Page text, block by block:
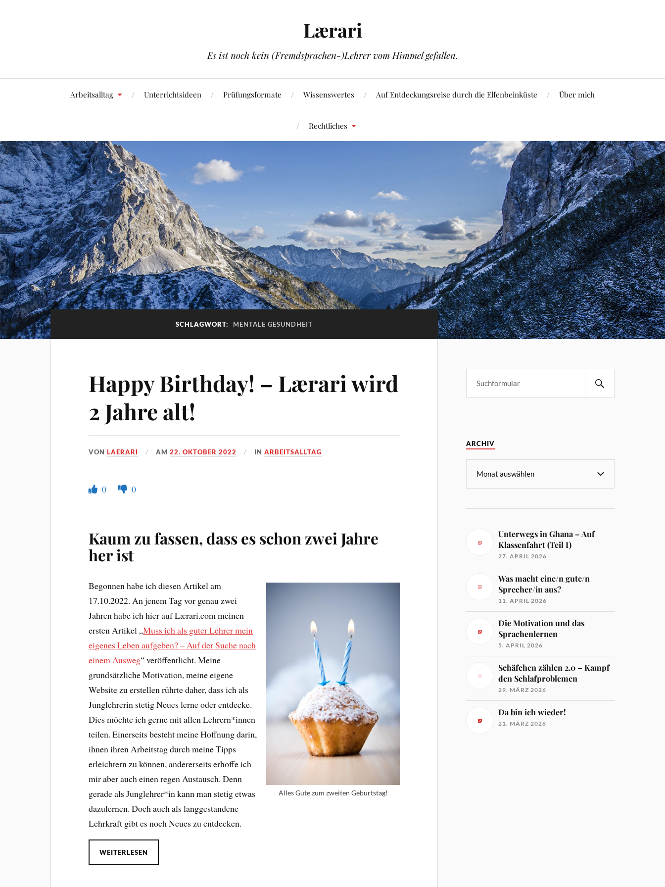
Lærari
Es ist noch kein (Fremdsprachen-)Lehrer vom Himmel gefallen.
Arbeitsalltag Unterrichtsideen Prüfungsformate Wissenswertes Auf Entdeckungsreise durch die Elfenbeinküste Über mich
Rechtliches
SCHLAGWORT: MENTALE GESUNDHEIT
Happy Birthday! – Lærari wird
2 Jahre alt!
VONLAERARI AM22. OKTOBER 2022 INARBEITSALLTAG
0 0
Kaum zu fassen, dass es schon zwei Jahre
her ist
Alles Gute zum zweiten Geburtstag!
Begonnen habe ich diesen Artikel am
17.10.2022. An jenem Tag vor genau zwei
Jahren habe ich hier auf Lærari.com meinen
ersten Artikel „Muss ich als guter Lehrer mein
eigenes Leben aufgeben? – Auf der Suche nach
einem Ausweg“ veröffentlicht. Meine
grundsätzliche Motivation, meine eigene
Website zu erstellen rührte daher, dass ich als
Junglehrerin stetig Neues lerne oder entdecke.
Dies möchte ich gerne mit allen Lehrern*innen
teilen. Einerseits besteht meine Hoffnung darin,
ihnen ihren Arbeitstag durch meine Tipps
erleichtern zu können, andererseits erhoffe ich
mir aber auch einen regen Austausch. Denn
gerade als Junglehrer*in kann man stetig etwas
dazulernen. Doch auch als langgestandene
Lehrkraft gibt es noch Neues zu entdecken.
WEITERLESEN
ARCHIV
Unterwegs in Ghana – Auf
Klassenfahrt (Teil I)
27. APRIL 2026
Was macht eine/n gute/n
Sprecher/in aus?
11. APRIL 2026
Die Motivation und das
Sprachenlernen
5. APRIL 2026
Schäfchen zählen 2.0 – Kampf
den Schlafproblemen
29. MÄRZ 2026
Da bin ich wieder!
21. MÄRZ 2026